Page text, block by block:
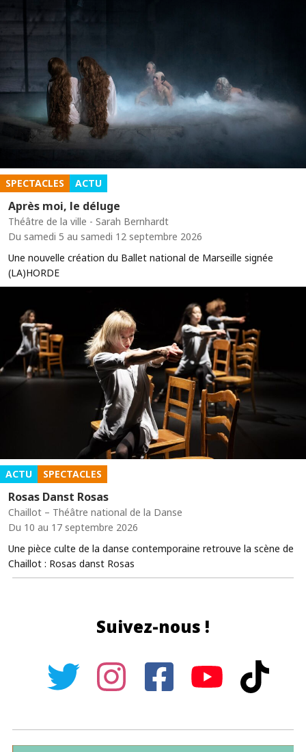
SPECTACLES ACTU
Après moi, le déluge
Théâtre de la ville - Sarah Bernhardt
Du samedi 5 au samedi 12 septembre 2026
Une nouvelle création du Ballet national de Marseille signée
(LA)HORDE
ACTU SPECTACLES
Rosas Danst Rosas
Chaillot – Théâtre national de la Danse
Du 10 au 17 septembre 2026
Une pièce culte de la danse contemporaine retrouve la scène de
Chaillot : Rosas danst Rosas
Suivez-nous !